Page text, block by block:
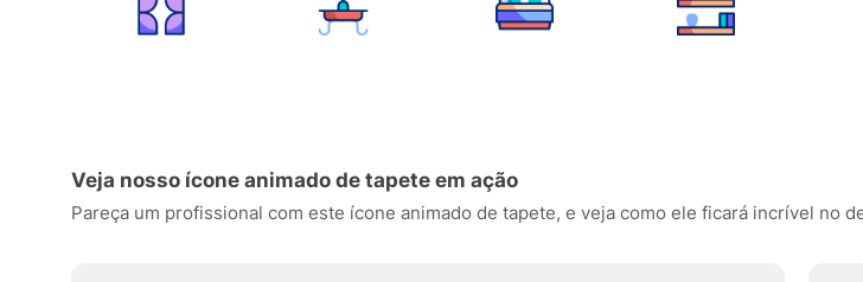
Veja nosso ícone animado de tapete em ação
Pareça um profissional com este ícone animado de tapete, e veja como ele ficará incrível no